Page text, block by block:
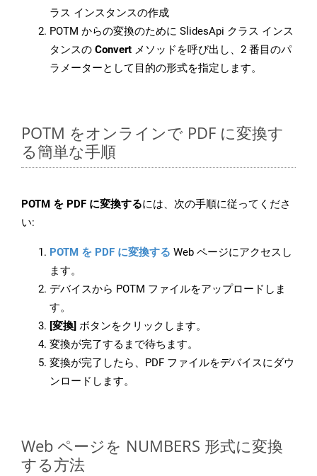
ラス インスタンスの作成
POTM からの変換のために SlidesApi クラス インス
タンスの Convert メソッドを呼び出し、2 番目のパ
ラメーターとして目的の形式を指定します。
POTM をオンラインで PDF に変換す
る簡単な手順
POTM を PDF に変換するには、次の手順に従ってくださ
い:
POTM を PDF に変換する Web ページにアクセスし
ます。
デバイスから POTM ファイルをアップロードしま
す。
[変換] ボタンをクリックします。
変換が完了するまで待ちます。
変換が完了したら、PDF ファイルをデバイスにダウ
ンロードします。
Web ページを NUMBERS 形式に変換
する方法